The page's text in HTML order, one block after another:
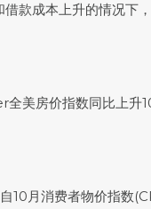
款成本上升的情况下
美房价指数同比上升
月消费者物价指数